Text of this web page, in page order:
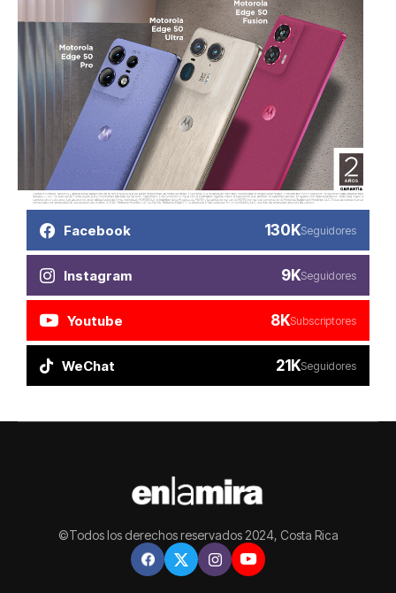
Facebook 130KSeguidores
Instagram 9KSeguidores
Youtube 8KSubscriptores
WeChat 21KSeguidores
©Todos los derechos reservados 2024, Costa Rica